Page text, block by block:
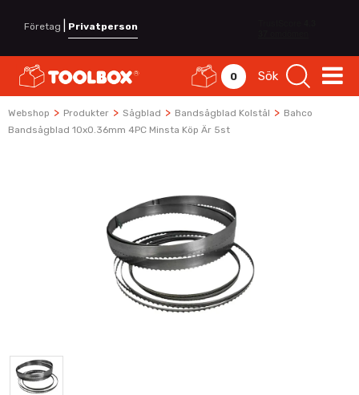
Företag Privatperson
0 Sök
Webshop > Produkter > Sågblad > Bandsågblad Kolstål > Bahco
Bandsågblad 10x0.36mm 4PC Minsta Köp Är 5st